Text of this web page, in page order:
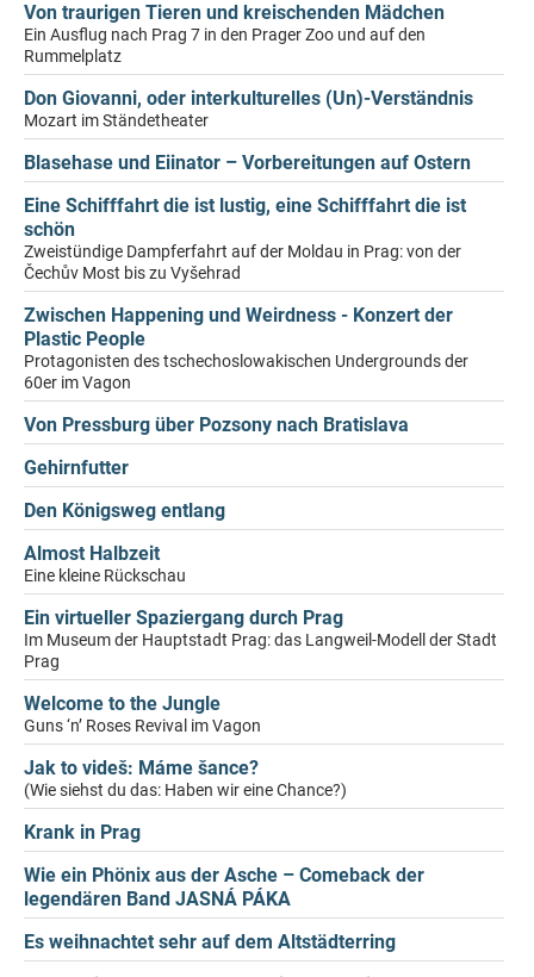
Von traurigen Tieren und kreischenden Mädchen
Ein Ausflug nach Prag 7 in den Prager Zoo und auf den
Rummelplatz
Don Giovanni, oder interkulturelles (Un)-Verständnis
Mozart im Ständetheater
Blasehase und Eiinator – Vorbereitungen auf Ostern
Eine Schifffahrt die ist lustig, eine Schifffahrt die ist
schön
Zweistündige Dampferfahrt auf der Moldau in Prag: von der
Čechův Most bis zu Vyšehrad
Zwischen Happening und Weirdness - Konzert der
Plastic People
Protagonisten des tschechoslowakischen Undergrounds der
60er im Vagon
Von Pressburg über Pozsony nach Bratislava
Gehirnfutter
Den Königsweg entlang
Almost Halbzeit
Eine kleine Rückschau
Ein virtueller Spaziergang durch Prag
Im Museum der Hauptstadt Prag: das Langweil-Modell der Stadt
Prag
Welcome to the Jungle
Guns ‘n’ Roses Revival im Vagon
Jak to videš: Máme šance?
(Wie siehst du das: Haben wir eine Chance?)
Krank in Prag
Wie ein Phönix aus der Asche – Comeback der
legendären Band JASNÁ PÁKA
Es weihnachtet sehr auf dem Altstädterring